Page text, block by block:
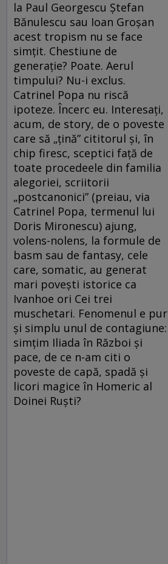
la Paul Georgescu Ștefan
Bănulescu sau Ioan Groșan
acest tropism nu se face
simțit. Chestiune de
generație? Poate. Aerul
timpului? Nu-i exclus.
Catrinel Popa nu riscă
ipoteze. Încerc eu. Interesați,
acum, de story, de o poveste
care să „țină” cititorul și, în
chip firesc, sceptici față de
toate procedeele din familia
alegoriei, scriitorii
„postcanonici” (preiau, via
Catrinel Popa, termenul lui
Doris Mironescu) ajung,
volens-nolens, la formule de
basm sau de fantasy, cele
care, somatic, au generat
mari povești istorice ca
Ivanhoe ori Cei trei
muschetari. Fenomenul e pur
și simplu unul de contagiune:
simțim Iliada în Război și
pace, de ce n-am citi o
poveste de capă, spadă și
licori magice în Homeric al
Doinei Ruști?